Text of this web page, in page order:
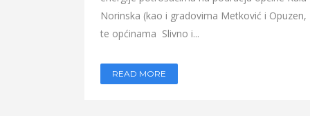
Norinska (kao i gradovima Metković i Opuzen,
te općinama Slivno i...
READ MORE